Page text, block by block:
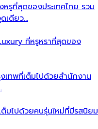
รูที่สุดของประเทศไทย รวม
เดียว…
ที่หรูหราที่สุดของ
เทพที่เต็มไปด้วยสำนักงาน
มไปด้วยคนรุ่นใหม่ที่มีรสนิยม